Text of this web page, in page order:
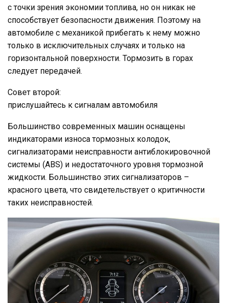
с точки зрения экономии топлива, но он никак не
способствует безопасности движения. Поэтому на
автомобиле с механикой прибегать к нему можно
только в исключительных случаях и только на
горизонтальной поверхности. Тормозить в горах
следует передачей.
Совет второй:
прислушайтесь к сигналам автомобиля
Большинство современных машин оснащены
индикаторами износа тормозных колодок,
сигнализаторами неисправности антиблокировочной
системы (ABS) и недостаточного уровня тормозной
жидкости. Большинство этих сигнализаторов –
красного цвета, что свидетельствует о критичности
таких неисправностей.